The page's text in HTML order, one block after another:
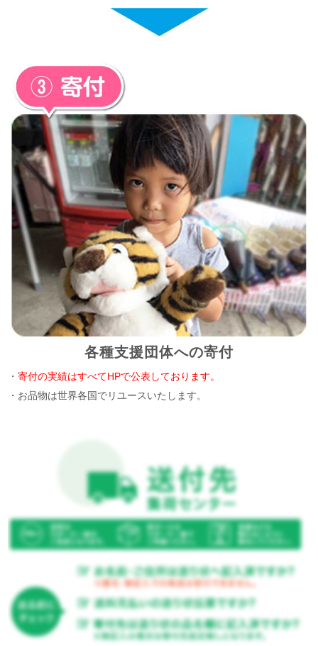
各種支援団体への寄付
・寄付の実績はすべてHPで公表しております。
・お品物は世界各国でリユースいたします。